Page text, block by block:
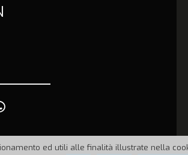
ed utili alle finalità illustrate nella